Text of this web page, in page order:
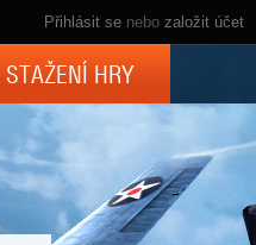
Přihlásit se nebo založit účet
STAŽENÍ HRY